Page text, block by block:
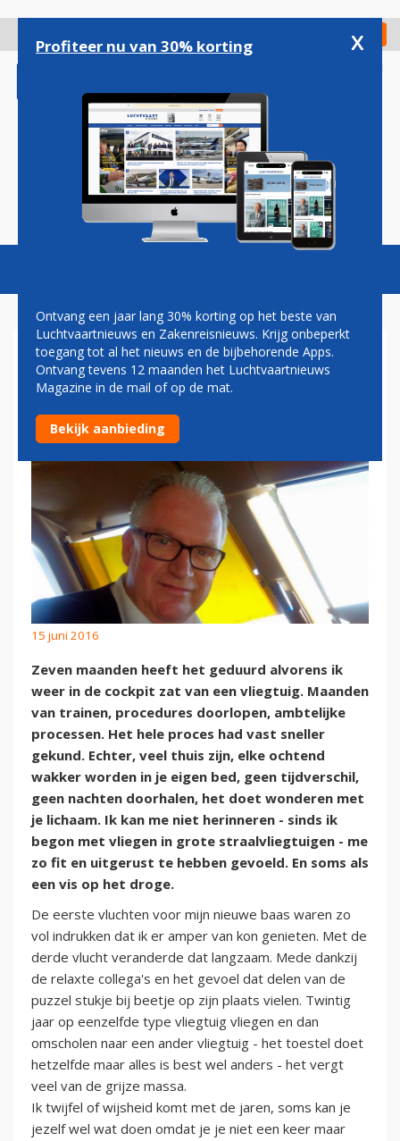
gaan
Check in
Magazine Podcasts Vacatures
HERMAN MATEBOER: TAKE
OFF!!
15 juni 2016
Zeven maanden heeft het geduurd alvorens ik
weer in de cockpit zat van een vliegtuig. Maanden
van trainen, procedures doorlopen, ambtelijke
processen. Het hele proces had vast sneller
gekund. Echter, veel thuis zijn, elke ochtend
wakker worden in je eigen bed, geen tijdverschil,
geen nachten doorhalen, het doet wonderen met
je lichaam. Ik kan me niet herinneren - sinds ik
begon met vliegen in grote straalvliegtuigen - me
zo fit en uitgerust te hebben gevoeld. En soms als
een vis op het droge.
De eerste vluchten voor mijn nieuwe baas waren zo
vol indrukken dat ik er amper van kon genieten. Met de
derde vlucht veranderde dat langzaam. Mede dankzij
de relaxte collega's en het gevoel dat delen van de
puzzel stukje bij beetje op zijn plaats vielen. Twintig
jaar op eenzelfde type vliegtuig vliegen en dan
omscholen naar een ander vliegtuig - het toestel doet
hetzelfde maar alles is best wel anders - het vergt
veel van de grijze massa.
Ik twijfel of wijsheid komt met de jaren, soms kan je
jezelf wel wat doen omdat je je niet een keer maar
Profiteer nu van 30% korting x
Ontvang een jaar lang 30% korting op het beste van
Luchtvaartnieuws en Zakenreisnieuws. Krijg onbeperkt
toegang tot al het nieuws en de bijbehorende Apps.
Ontvang tevens 12 maanden het Luchtvaartnieuws
Magazine in de mail of op de mat.
Bekijk aanbieding